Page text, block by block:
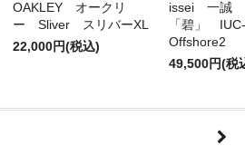
OAKLEY オークリ
ー Sliver スリバーXL
22,000円(税込)
issei 一
「碧」
Offshore2
49,500円(税